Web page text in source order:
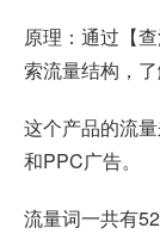
原理：通过【
索流量结构，
这个产品的流
和PPC广告。
流量词一共有